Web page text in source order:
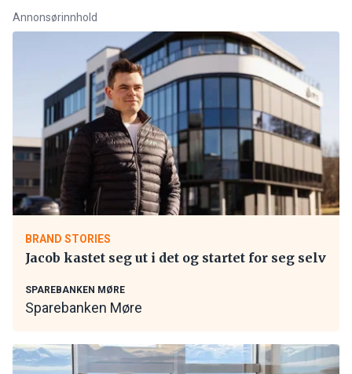
Annonsørinnhold
BRAND STORIES
Jacob kastet seg ut i det og startet for seg selv
SPAREBANKEN MØRE
Sparebanken Møre